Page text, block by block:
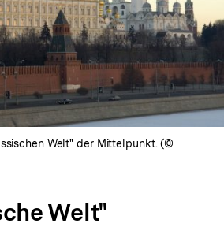
Welt" der Mittelpunkt. (©
Welt"